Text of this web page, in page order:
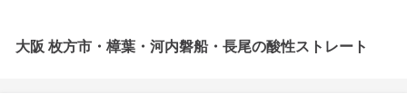
大阪 枚方市・樟葉・河内磐船・長尾の酸性ストレート